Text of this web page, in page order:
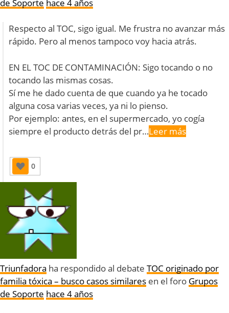
de Soporte hace 4 años
Respecto al TOC, sigo igual. Me frustra no avanzar más
rápido. Pero al menos tampoco voy hacia atrás.
EN EL TOC DE CONTAMINACIÓN: Sigo tocando o no
tocando las mismas cosas.
Sí me he dado cuenta de que cuando ya he tocado
alguna cosa varias veces, ya ni lo pienso.
Por ejemplo: antes, en el supermercado, yo cogía
siempre el producto detrás del pr…Leer más
0
Triunfadora ha respondido al debate TOC originado por
familia tóxica – busco casos similares en el foro Grupos
de Soporte hace 4 años